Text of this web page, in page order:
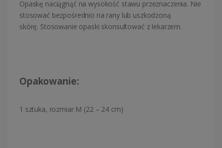
Opaskę naciągnąć na wysokość stawu przeznaczenia. Nie
stosować bezpośrednio na rany lub uszkodzoną
skórę. Stosowanie opaski skonsultować z lekarzem.
Opakowanie:
1 sztuka, rozmiar M (22 – 24 cm)